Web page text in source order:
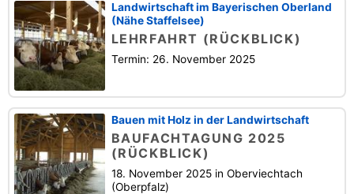
Landwirtschaft im Bayerischen Oberland
(Nähe Staffelsee)
LEHRFAHRT (RÜCKBLICK)
Termin: 26. November 2025
Bauen mit Holz in der Landwirtschaft
BAUFACHTAGUNG 2025
(RÜCKBLICK)
18. November 2025 in Oberviechtach
(Oberpfalz)